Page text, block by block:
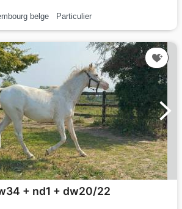
belge Particulier
+ nd1 + dw20/22